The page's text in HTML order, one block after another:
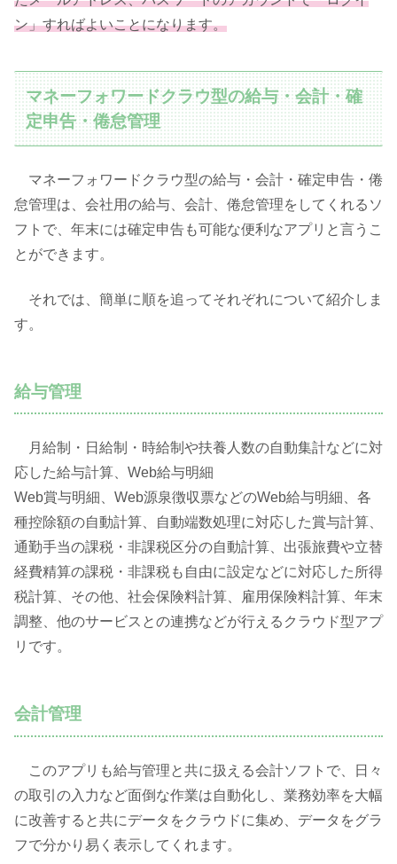
ン」すればよいことになります。
マネーフォワードクラウ型の給与・会計・確
定申告・倦怠管理
マネーフォワードクラウ型の給与・会計・確定申告・倦
怠管理は、会社用の給与、会計、倦怠管理をしてくれるソ
フトで、年末には確定申告も可能な便利なアプリと言うこ
とができます。
それでは、簡単に順を追ってそれぞれについて紹介しま
す。
給与管理
月給制・日給制・時給制や扶養人数の自動集計などに対
応した給与計算、Web給与明細
Web賞与明細、Web源泉徴収票などのWeb給与明細、各
種控除額の自動計算、自動端数処理に対応した賞与計算、
通勤手当の課税・非課税区分の自動計算、出張旅費や立替
経費精算の課税・非課税も自由に設定などに対応した所得
税計算、その他、社会保険料計算、雇用保険料計算、年末
調整、他のサービスとの連携などが行えるクラウド型アプ
リです。
会計管理
このアプリも給与管理と共に扱える会計ソフトで、日々
の取引の入力など面倒な作業は自動化し、業務効率を大幅
に改善すると共にデータをクラウドに集め、データをグラ
フで分かり易く表示してくれます。